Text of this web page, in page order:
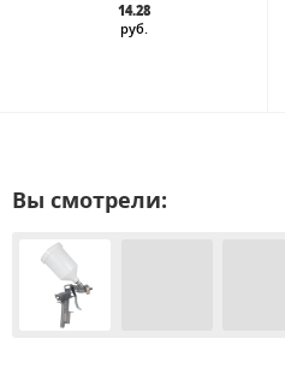
14.28
руб.
Вы смотрели: